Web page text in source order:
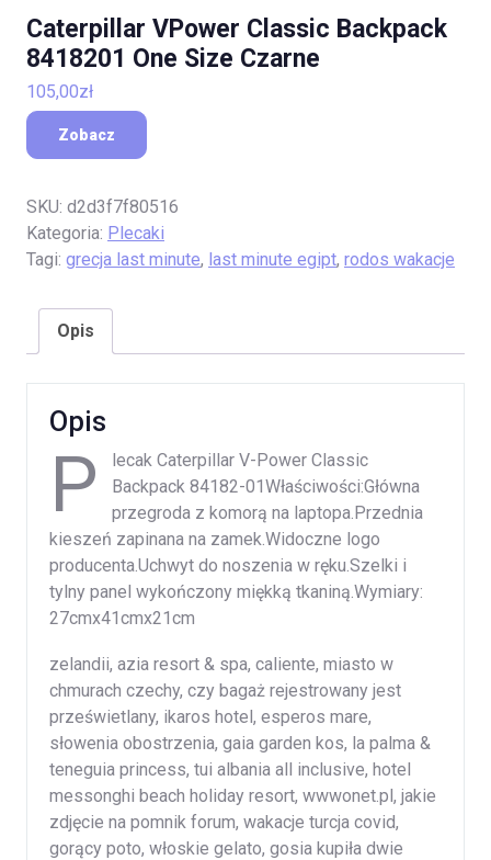
Caterpillar VPower Classic Backpack
8418201 One Size Czarne
105,00zł
Zobacz
SKU: d2d3f7f80516
Kategoria: Plecaki
Tagi: grecja last minute, last minute egipt, rodos wakacje
Opis
Opis
P
lecak Caterpillar V-Power Classic
Backpack 84182-01Właściwości:Główna
przegroda z komorą na laptopa.Przednia
kieszeń zapinana na zamek.Widoczne logo
producenta.Uchwyt do noszenia w ręku.Szelki i
tylny panel wykończony miękką tkaniną.Wymiary:
27cmx41cmx21cm
zelandii, azia resort & spa, caliente, miasto w
chmurach czechy, czy bagaż rejestrowany jest
prześwietlany, ikaros hotel, esperos mare,
słowenia obostrzenia, gaia garden kos, la palma &
teneguia princess, tui albania all inclusive, hotel
messonghi beach holiday resort, wwwonet.pl, jakie
zdjęcie na pomnik forum, wakacje turcja covid,
gorący poto, włoskie gelato, gosia kupiła dwie